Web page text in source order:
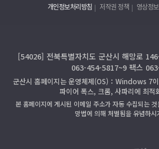
개인정보처리방침 저작권 정책 영상정
[54026] 전북특별자치도 군산시 해망로
063-454-5817~9 팩스
군산시 홈페이지는 운영체제(OS)：Windows 7
파이어 폭스, 크롬, 사파리에 최적
본 홈페이지에 게시된 이메일 주소가 자동 수집되는
망법에 의해 처벌됨을 유념하시